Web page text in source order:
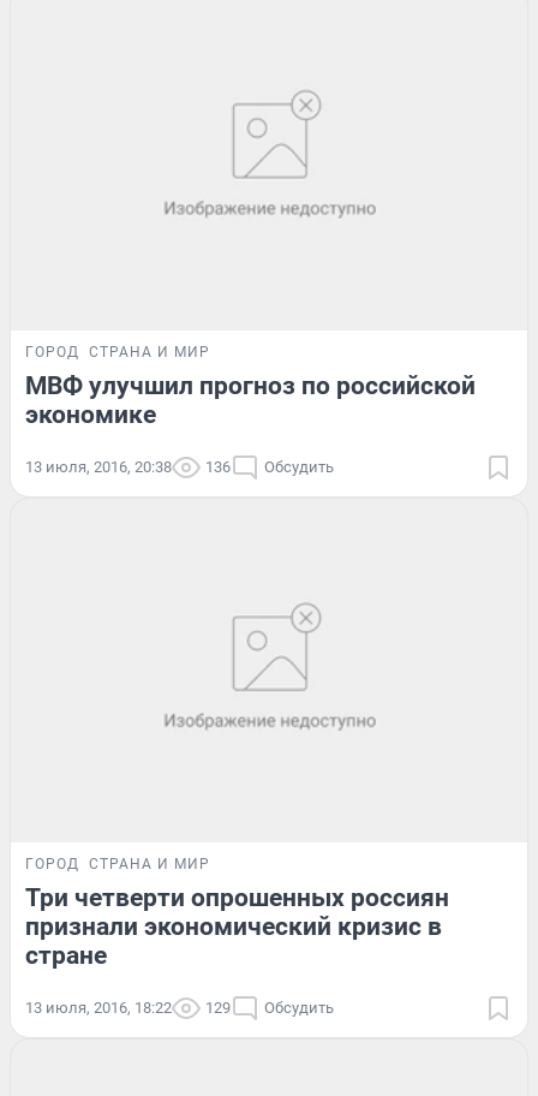
ГОРОД СТРАНА И МИР
МВФ улучшил прогноз по российской
экономике
13 июля, 2016, 20:38 136 Обсудить
ГОРОД СТРАНА И МИР
Три четверти опрошенных россиян
признали экономический кризис в
стране
13 июля, 2016, 18:22 129 Обсудить